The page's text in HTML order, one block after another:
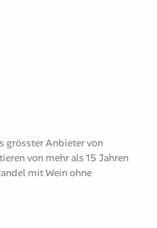
grösster Anbieter von
von mehr als 15 Jahren
mit Wein ohne